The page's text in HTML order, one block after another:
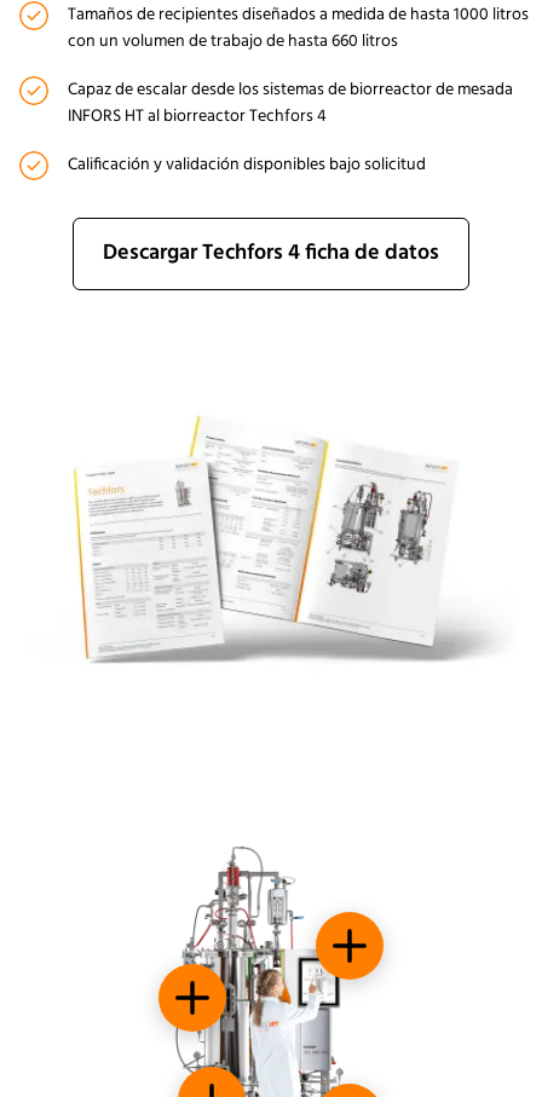
Tamaños de recipientes diseñados a medida de hasta 1000 litros
con un volumen de trabajo de hasta 660 litros
Capaz de escalar desde los sistemas de biorreactor de mesada
INFORS HT al biorreactor Techfors 4
Calificación y validación disponibles bajo solicitud
Descargar Techfors 4 ficha de datos
Sistemas de agitación
Interfaz de pantalla